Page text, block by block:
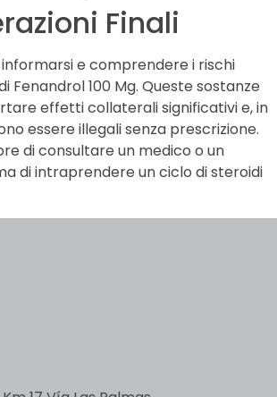
Finali
e comprendere i rischi
Fenandrol 100 Mg. Queste sostanze
effetti collaterali significativi e, in
essere illegali senza prescrizione.
di consultare un medico o un
di intraprendere un ciclo di steroidi